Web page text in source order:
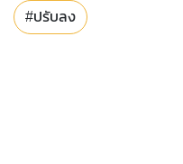
#ปรับลง